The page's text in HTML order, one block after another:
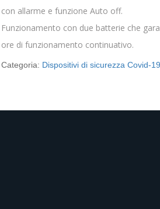
con allarme e funzione Auto off.
Funzionamento con due batterie che
ore di funzionamento continuativo.
Categoria: Dispositivi di sicurezza Covid-19